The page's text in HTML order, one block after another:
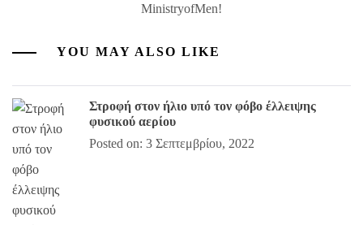
MinistryofMen!
YOU MAY ALSO LIKE
Στροφή στον ήλιο υπό τον φόβο έλλειψης
φυσικού αερίου
Posted on: 3 Σεπτεμβρίου, 2022